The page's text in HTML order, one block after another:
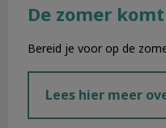
De zomer
Bereid je voor op de
Lees hier meer